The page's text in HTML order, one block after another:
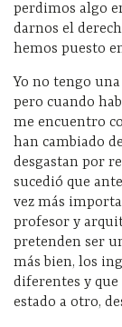
perdimos algo
darnos el
hemos puesto
Yo no tengo
pero cuando
me encuentro
han cambiado
desgastan por
sucedió que
vez más
profesor y
pretenden ser
más bien, los
diferentes y que
estado a otro,